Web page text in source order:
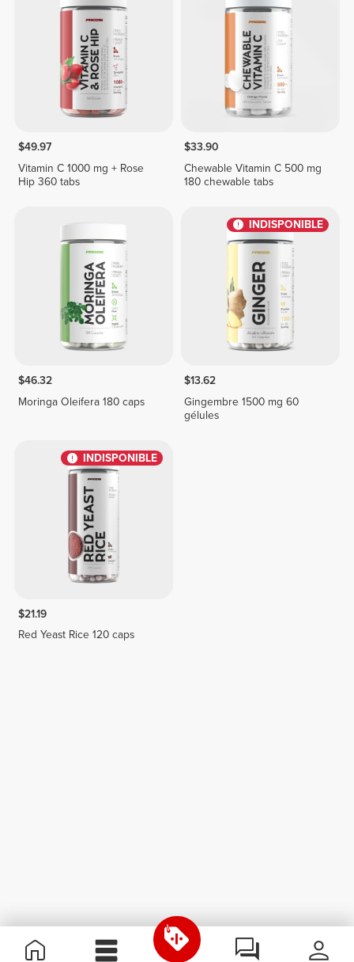
$49.97
Vitamin C 1000 mg + Rose
Hip 360 tabs
$33.90
Chewable Vitamin C 500 mg
180 chewable tabs
$46.32
Moringa Oleifera 180 caps
INDISPONIBLE
$13.62
Gingembre 1500 mg 60
gélules
INDISPONIBLE
$21.19
Red Yeast Rice 120 caps